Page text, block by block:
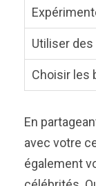
Utiliser
Choisir les
En
avec votre
également